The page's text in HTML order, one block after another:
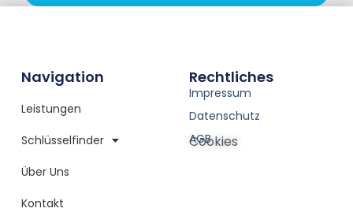
Navigation
Leistungen
Schlüsselfinder
Über Uns
Kontakt
Rechtliches
Impressum
Datenschutz
AGB
Cookies